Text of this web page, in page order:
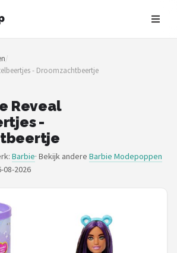
/
- Droomzachtbeertje
Reveal
-
Barbie· Bekijk andere Barbie Modepoppen
2026